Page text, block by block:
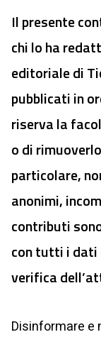
Il presente
chi lo ha
editoriale di
pubblicati in
riserva la
o di
particolare,
anonimi,
contributi
con tutti i dati
verifica
Disinformare e